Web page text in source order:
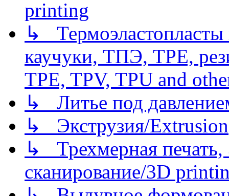
printing
↳
каучуки, ТПЭ, TPE,
TPE, TPV, TPU and
↳ Литье под
↳ Экструзия/Extrusion
↳ Трехмерная
сканирование/3D